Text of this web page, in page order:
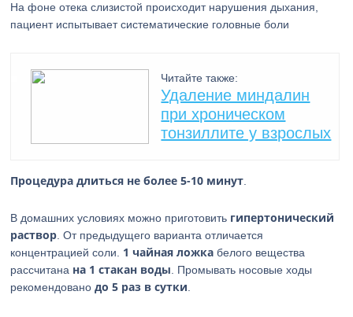
На фоне отека слизистой происходит нарушения дыхания,
пациент испытывает систематические головные боли
Читайте также:
Удаление миндалин
при хроническом
тонзиллите у взрослых
Процедура длиться не более 5-10 минут
В домашних условиях можно приготовить гипертонический
раствор . От предыдущего варианта отличается
концентрацией соли. 1 чайная ложка белого вещества
рассчитана на 1 стакан воды . Промывать носовые ходы
рекомендованодо 5 раз в сутки